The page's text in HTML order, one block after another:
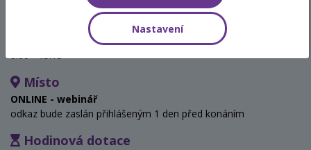
8:00 - 15:15
Místo
ONLINE - webinář
odkaz bude zaslán přihlášeným 1 den před konáním
Hodinová dotace
Nastavení